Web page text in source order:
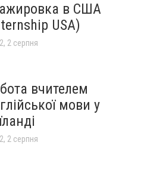
в США
USA)
2 серпня
вчителем
мови у
2 серпня